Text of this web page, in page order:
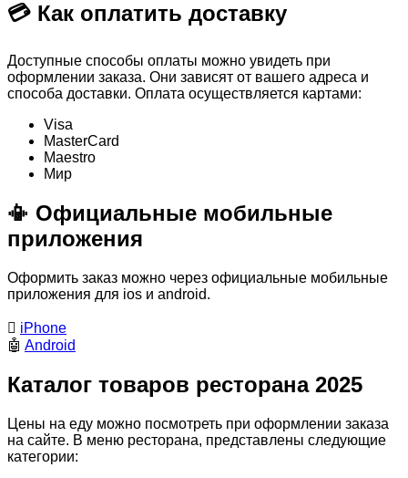
💳 Как оплатить доставку
Доступные способы оплаты можно увидеть при
оформлении заказа. Они зависят от вашего адреса и
способа доставки. Оплата осуществляется картами:
Visa
MasterСard
Maestro
Мир
📳 Официальные мобильные
приложения
Оформить заказ можно через официальные мобильные
приложения для ios и android.
 iPhone
🤖 Android
Каталог товаров ресторана 2025
Цены на еду можно посмотреть при оформлении заказа
на сайте. В меню ресторана, представлены следующие
категории: